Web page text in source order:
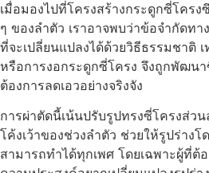
เมื่อมองไปที่โครงสร้างกระดูกซี่โคร
ๆ ของลำตัว เราอาจพบว่าข้อจำกัดทา
ที่จะเปลี่ยนแปลงได้ด้วยวิธีธรรมชาติ
หรือการงอกระดูกซี่โครง จึงถูกพัฒน
ต้องการลดเอวอย่างจริงจัง
การผ่าตัดนี้เน้นปรับรูปทรงซี่โครงส่ว
โค้งเว้าของช่วงลำตัว ช่วยให้รูปร่าง
สามารถทำได้ทุกเพศ โดยเฉพาะผู้ที่ต้